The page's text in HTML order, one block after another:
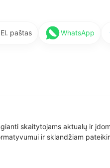
El. paštas WhatsApp
skaitytojams aktualų ir
ir sklandžiam